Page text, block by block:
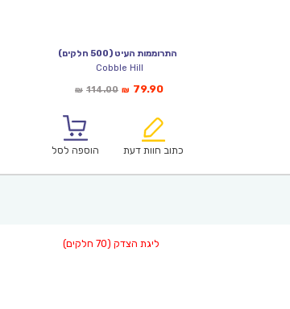
התרוממות העיט (500 חלקים)
Cobble Hill
₪ 114.00המחיר
₪ 79.90המחיר
כתוב חוות דעת
הוספה לסל